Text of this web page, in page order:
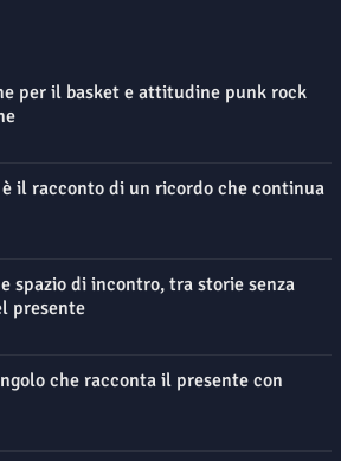
per il basket e attitudine punk rock
è il racconto di un ricordo che continua
spazio di incontro, tra storie senza
presente
che racconta il presente con